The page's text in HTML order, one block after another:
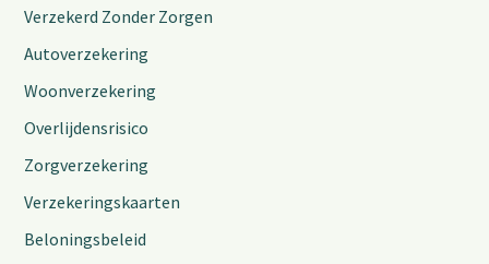
Verzekerd Zonder Zorgen
Autoverzekering
Woonverzekering
Overlijdensrisico
Zorgverzekering
Verzekeringskaarten
Beloningsbeleid